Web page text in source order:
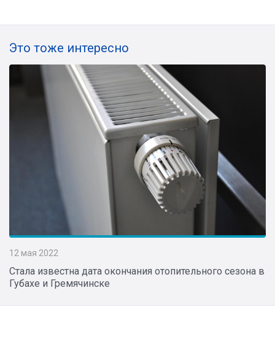
Это тоже интересно
12 мая 2022
Стала известна дата окончания отопительного сезона в
Губахе и Гремячинске